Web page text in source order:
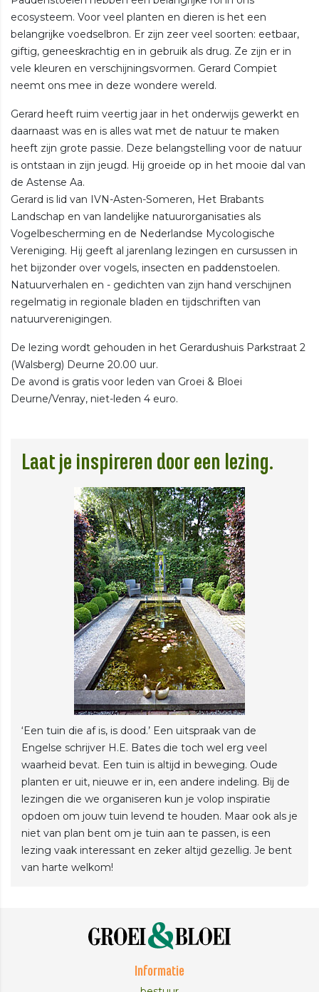
ecosysteem. Voor veel planten en dieren is het een
belangrijke voedselbron. Er zijn zeer veel soorten: eetbaar,
giftig, geneeskrachtig en in gebruik als drug. Ze zijn er in
vele kleuren en verschijningsvormen. Gerard Compiet
neemt ons mee in deze wondere wereld.
Gerard heeft ruim veertig jaar in het onderwijs gewerkt en
daarnaast was en is alles wat met de natuur te maken
heeft zijn grote passie. Deze belangstelling voor de natuur
is ontstaan in zijn jeugd. Hij groeide op in het mooie dal van
de Astense Aa.
Gerard is lid van IVN-Asten-Someren, Het Brabants
Landschap en van landelijke natuurorganisaties als
Vogelbescherming en de Nederlandse Mycologische
Vereniging. Hij geeft al jarenlang lezingen en cursussen in
het bijzonder over vogels, insecten en paddenstoelen.
Natuurverhalen en - gedichten van zijn hand verschijnen
regelmatig in regionale bladen en tijdschriften van
natuurverenigingen.
De lezing wordt gehouden in het Gerardushuis Parkstraat 2
(Walsberg) Deurne 20.00 uur.
De avond is gratis voor leden van Groei & Bloei
Deurne/Venray, niet-leden 4 euro.
Laat je inspireren door een lezing.
‘Een tuin die af is, is dood.’ Een uitspraak van de
Engelse schrijver H.E. Bates die toch wel erg veel
waarheid bevat. Een tuin is altijd in beweging. Oude
planten er uit, nieuwe er in, een andere indeling. Bij de
lezingen die we organiseren kun je volop inspiratie
opdoen om jouw tuin levend te houden. Maar ook als je
niet van plan bent om je tuin aan te passen, is een
lezing vaak interessant en zeker altijd gezellig. Je bent
van harte welkom!
Informatie